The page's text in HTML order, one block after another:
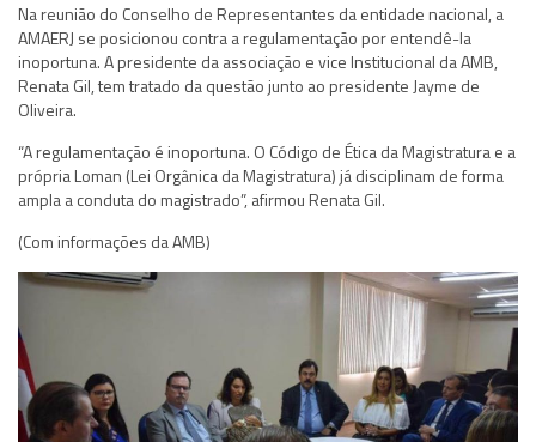
Na reunião do Conselho de Representantes da entidade nacional, a
AMAERJ se posicionou contra a regulamentação por entendê-la
inoportuna. A presidente da associação e vice Institucional da AMB,
Renata Gil, tem tratado da questão junto ao presidente Jayme de
Oliveira.
“A regulamentação é inoportuna. O Código de Ética da Magistratura e a
própria Loman (Lei Orgânica da Magistratura) já disciplinam de forma
ampla a conduta do magistrado”, afirmou Renata Gil.
(Com informações da AMB)